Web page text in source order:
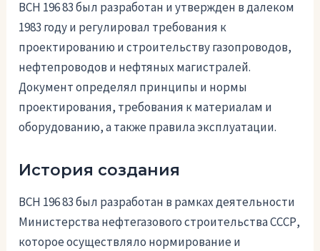
ВСН 196 83 был разработан и утвержден в далеком
1983 году и регулировал требования к
проектированию и строительству газопроводов,
нефтепроводов и нефтяных магистралей.
Документ определял принципы и нормы
проектирования, требования к материалам и
оборудованию, а также правила эксплуатации.
История создания
ВСН 196 83 был разработан в рамках деятельности
Министерства нефтегазового строительства СССР,
которое осуществляло нормирование и